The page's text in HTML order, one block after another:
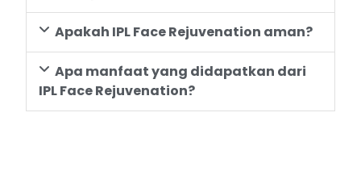
Apakah IPL Face Rejuvenation aman?
Apa manfaat yang didapatkan dari
IPL Face Rejuvenation?